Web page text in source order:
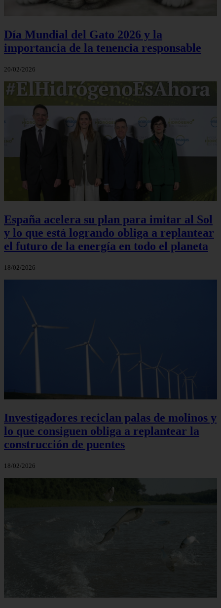
Día Mundial del Gato 2026 y la
importancia de la tenencia responsable
20/02/2026
España acelera su plan para imitar al Sol
y lo que está logrando obliga a replantear
el futuro de la energía en todo el planeta
18/02/2026
Investigadores reciclan palas de molinos y
lo que consiguen obliga a replantear la
construcción de puentes
18/02/2026